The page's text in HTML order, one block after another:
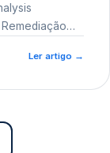
Ler artigo →